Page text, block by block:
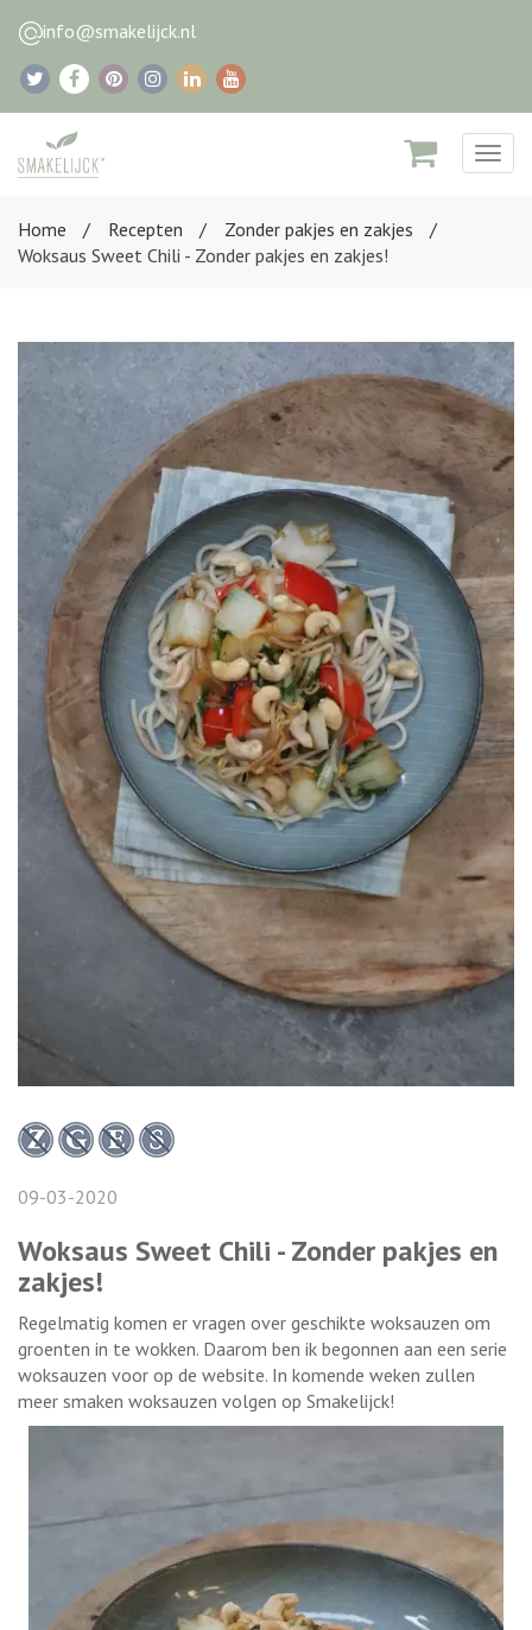
info@smakelijck.nl
Home
Recepten
Zonder pakjes en zakjes
Woksaus Sweet Chili - Zonder pakjes en zakjes!
09-03-2020
Woksaus Sweet Chili - Zonder pakjes en
zakjes!
Regelmatig komen er vragen over geschikte woksauzen om
groenten in te wokken. Daarom ben ik begonnen aan een serie
woksauzen voor op de website. In komende weken zullen
meer smaken woksauzen volgen op Smakelijck!